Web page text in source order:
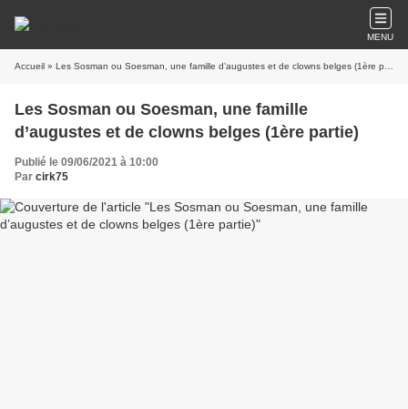
MENU
Accueil » Les Sosman ou Soesman, une famille d’augustes et de clowns belges (1ère partie)
Les Sosman ou Soesman, une famille
d’augustes et de clowns belges (1ère partie)
Publié le 09/06/2021 à 10:00
Par cirk75